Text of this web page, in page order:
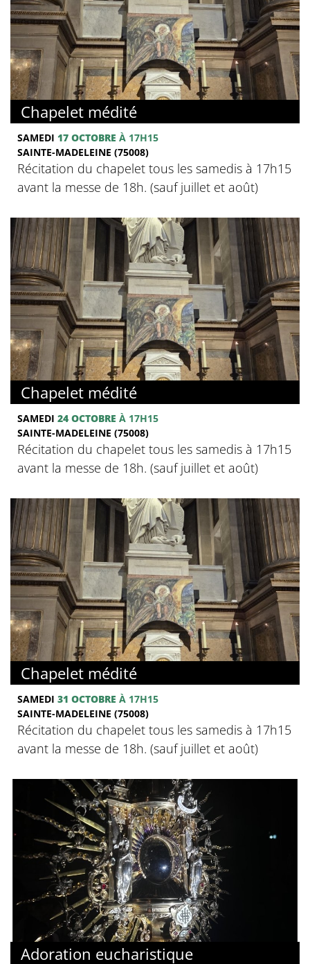
Chapelet médité
SAMEDI 17 OCTOBRE À 17H15
SAINTE-MADELEINE (75008)
Récitation du chapelet tous les samedis à 17h15
avant la messe de 18h. (sauf juillet et août)
Chapelet médité
SAMEDI 24 OCTOBRE À 17H15
SAINTE-MADELEINE (75008)
Récitation du chapelet tous les samedis à 17h15
avant la messe de 18h. (sauf juillet et août)
Chapelet médité
SAMEDI 31 OCTOBRE À 17H15
SAINTE-MADELEINE (75008)
Récitation du chapelet tous les samedis à 17h15
avant la messe de 18h. (sauf juillet et août)
Adoration eucharistique